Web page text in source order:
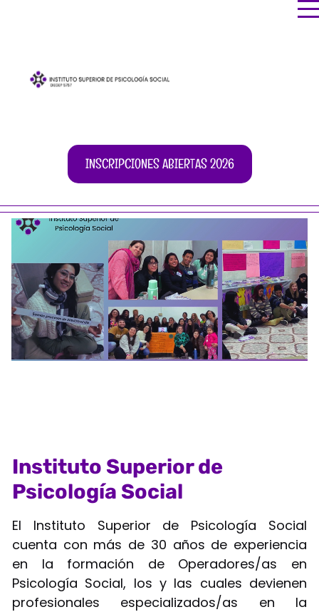
INSCRIPCIONES ABIERTAS 2026
Instituto Superior de
Psicología Social
El Instituto Superior de Psicología Social
cuenta con más de 30 años de experiencia
en la formación de Operadores/as en
Psicología Social, los y las cuales devienen
profesionales especializados/as en la